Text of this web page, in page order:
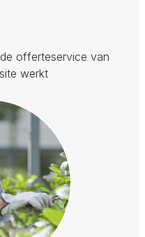
offerteservice van
werkt